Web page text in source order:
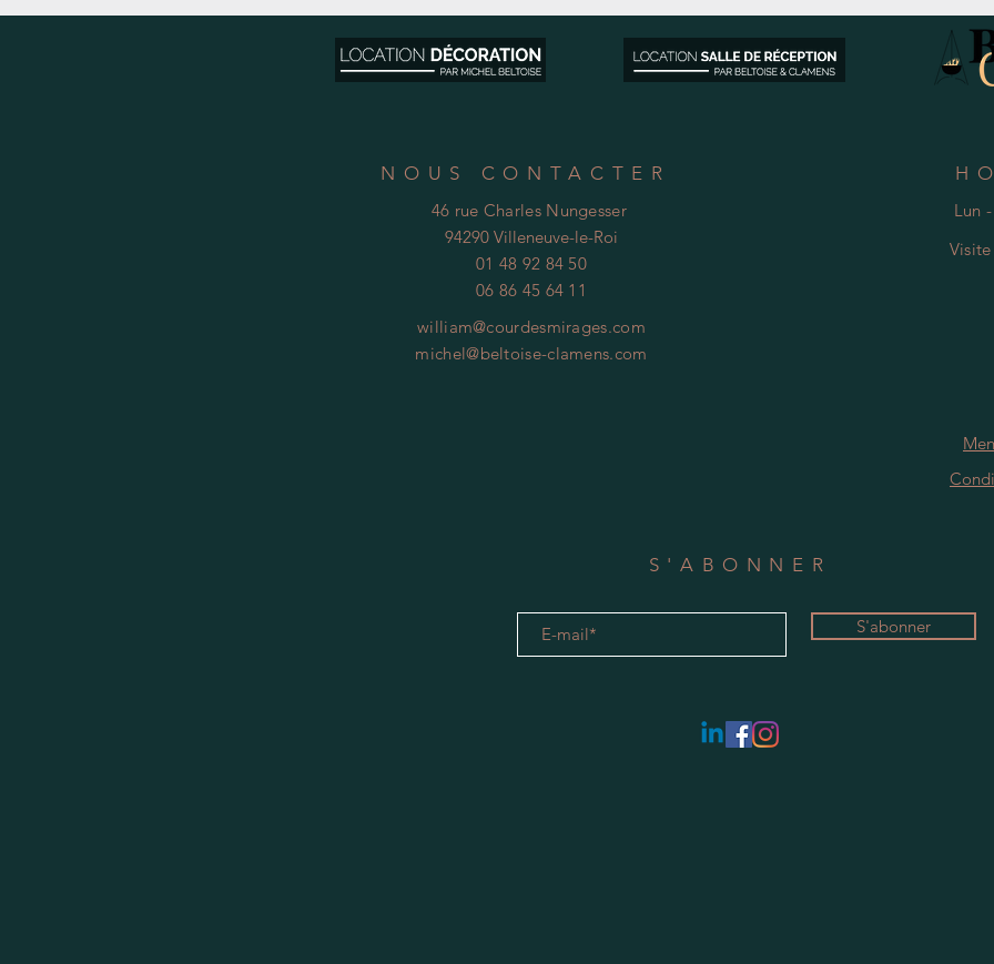
NOUS CONTACTER
46 rue Charles Nungesser
94290 Villeneuve-le-Roi
01 48 92 84 50
06 86 45 64 11
william@courdesmirages.com
michel@beltoise-clamens.com
Lun
Visite
S'ABONNER
S'abonner